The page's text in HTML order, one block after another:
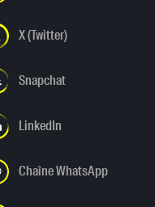
X (Twitter)
Snapchat
LinkedIn
Chaîne WhatsApp